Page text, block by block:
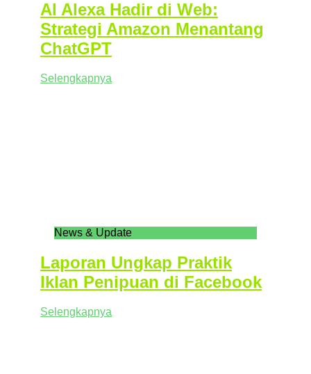
AI Alexa Hadir di Web:
Strategi Amazon Menantang
ChatGPT
Selengkapnya
News & Update
Laporan Ungkap Praktik
Iklan Penipuan di Facebook
Selengkapnya